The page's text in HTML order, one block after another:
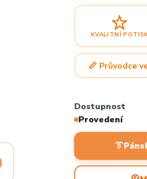
KVALITNÍ
📏 Průvodce
Dostupnost
Provedení
👔